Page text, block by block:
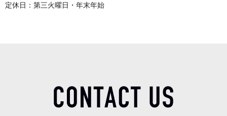
定休日：第三火曜日・年末年始